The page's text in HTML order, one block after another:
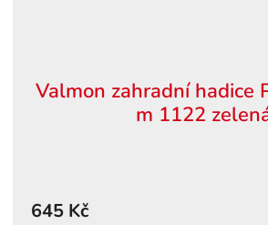
Valmon zahradní hadice
m 1122
645 Kč